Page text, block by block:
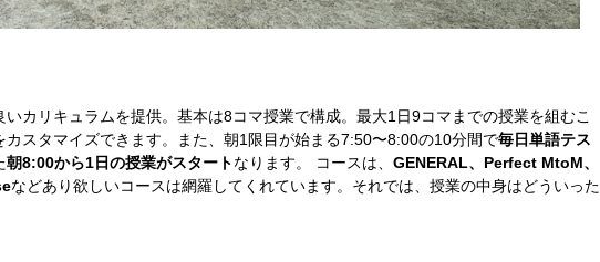
カリキュラムを提供。基本は8コマ授業で構成。最大1日9コマまでの授業を組むこ
スタマイズできます。また、朝1限目が始まる7:50〜8:00の10分間で毎日単語テス
朝8:00から1日の授業がスタートなります。 コースは、 GENERAL、Perfect MtoM、
などあり欲しいコースは網羅してくれています。それでは、授業の中身はどういった